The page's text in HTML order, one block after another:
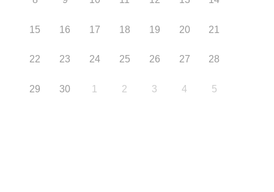
15 16 17 18 19 20 21
22 23 24 25 26 27 28
29 30 1 2 3 4 5